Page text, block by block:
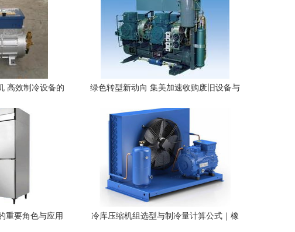
高效制冷设备的
绿色转型新动向 集美加速收购废旧设备与
重要角色与应用
冷库压缩机组选型与制冷量计算公式｜橡